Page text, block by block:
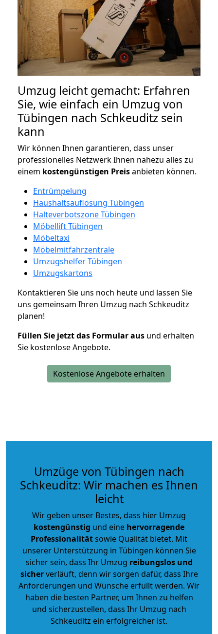
Umzug leicht gemacht: Erfahren
Sie, wie einfach ein Umzug von
Tübingen nach Schkeuditz sein
kann
Wir können Ihnen garantieren, dass unser
professionelles Netzwerk Ihnen nahezu alles zu
einem kostengünstigen Preisanbieten können.
Entrümpelung
Haushaltsauflösung Tübingen
Halteverbotszone Tübingen
Möbellift Tübingen
Möbeltaxi
Möbelmitfahrzentrale
Umzugshelfer Tübingen
Umzugskartons
Kontaktieren Sie uns noch heute und lassen Sie
uns gemeinsam Ihren Umzug nach Schkeuditz
planen!
Füllen Sie jetzt das Formular aus und erhalten
Sie kostenlose Angebote.
Kostenlose Angebote erhalten
Umzüge von Tübingen nach
Schkeuditz: Wir machen es Ihnen
leicht
Wir geben unser Bestes, dass hier Umzug
kostengünstig und eine hervorragende
Professionalitätsowie Qualität bietet. Mit
unserer Unterstützung in Tübingen können Sie
sicher sein, dass Ihr Umzug reibungslos und
sicherverläuft, denn wir sorgen dafür, dass Ihre
Anforderungen und Wünsche erfüllt werden. Wir
haben die besten Partner, um Ihnen zu helfen
und sicherzustellen, dass Ihr Umzug nach
Schkeuditz ein erfolgreicher ist.